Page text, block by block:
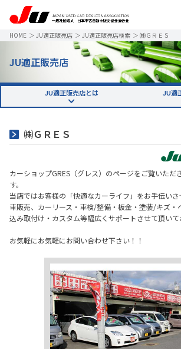
HOME ＞ JU適正販売店 ＞ JU適正販売店検索 ＞ ㈱ＧＲＥＳ
JU適正販売店
JU適正販売店とは JU適
㈱ＧＲＥＳ
カーショップGRES（グレス）のページをご覧いただ
す。
当店ではお客様の「快適なカーライフ」をお手伝い
車販売、カーリース・車検/整備・板金・塗装/キズ・
込み取付け・カスタム等幅広くサポートさせて頂いて
お気軽にお気軽にお問い合わせ下さい！！